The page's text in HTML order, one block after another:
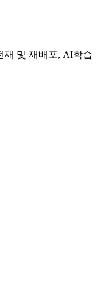
및 재배포, AI학습